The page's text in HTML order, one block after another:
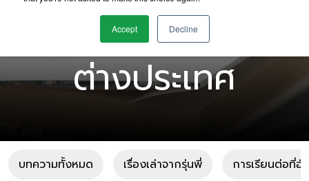
Accept Decline
บทความเรียนต่อ
ต่างประเทศ
บทความทั้งหมด เรื่องเล่าจากรุ่นพี่ การเรียนต่อที่